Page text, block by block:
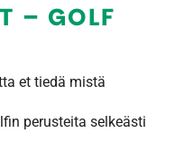
– GOLF
et tiedä mistä
perusteita selkeästi